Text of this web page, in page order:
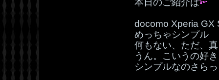
docomo Xperia
めっちゃシンプル
何もない、ただ、
うん。こいうの好
シンプルなのさら